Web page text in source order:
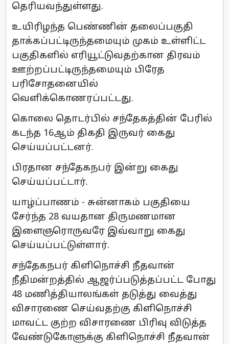
தெரியவந்துள்ளது.
உயிரிழந்த பெண்ணின் தலைப்பகுதி
தாக்கப்பட்டிருந்தமையும் முகம் உள்ளிட்ட
பகுதிகளில் எரியூட்டுவதற்கான திரவம்
ஊற்றப்பட்டிருந்தமையும் பிரேத
பரிசோதனையில்
வௌிக்கொணரப்பட்டது.
கொலை தொடர்பில் சந்தேகத்தின் பேரில்
கடந்த 16ஆம் திகதி இருவர் கைது
செய்யப்பட்டனர்.
பிரதான சந்தேகநபர் இன்று கைது
செய்யப்பட்டார்.
யாழ்ப்பாணம் - சுன்னாகம் பகுதியை
சேர்ந்த 28 வயதான திருமணமான
இளைஞரொருவரே இவ்வாறு கைது
செய்யப்பட்டுள்ளார்.
சந்தேகநபர் கிளிநொச்சி நீதவான்
நீதிமன்றத்தில் ஆஜர்ப்படுத்தப்பட்ட போது
48 மணித்தியாலங்கள் தடுத்து வைத்து
விசாரணை செய்வதற்கு கிளிநொச்சி
மாவட்ட குற்ற விசாரணை பிரிவு விடுத்த
வேண்டுகோளுக்கு கிளிநொச்சி நீதவான்